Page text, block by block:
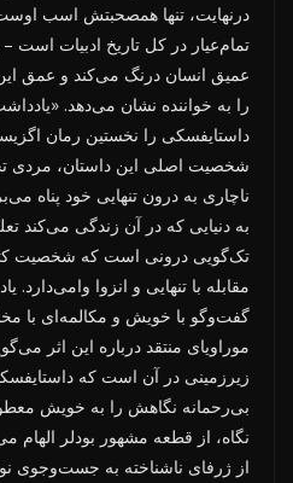
درنهایت، تنها همصحبتش اسب
تمام‌عیار در کل تاریخ ادبیات است –
عمیق انسان درنگ می‌کند و عمق این
را به خواننده نشان می‌دهد.
داستایفسکی را نخستین رمان
شخصیت اصلی این داستان، مردی
ناچاری به درون تنهایی خود پناه
به دنیایی که در آن زندگی می‌کند
تک‌گویی درونی است که شخصیت
مقابله با تنهایی و انزوا
گفت‌وگو با خویش و مکالمه‌ای با
موراویای منتقد درباره این اثر
زیرزمینی در آن است که
بی‌رحمانه نگاهش را به خویش
نگاه، از قطعه مشهور بودلر الهام
از ژرفای ناشناخته به جست‌وجوی